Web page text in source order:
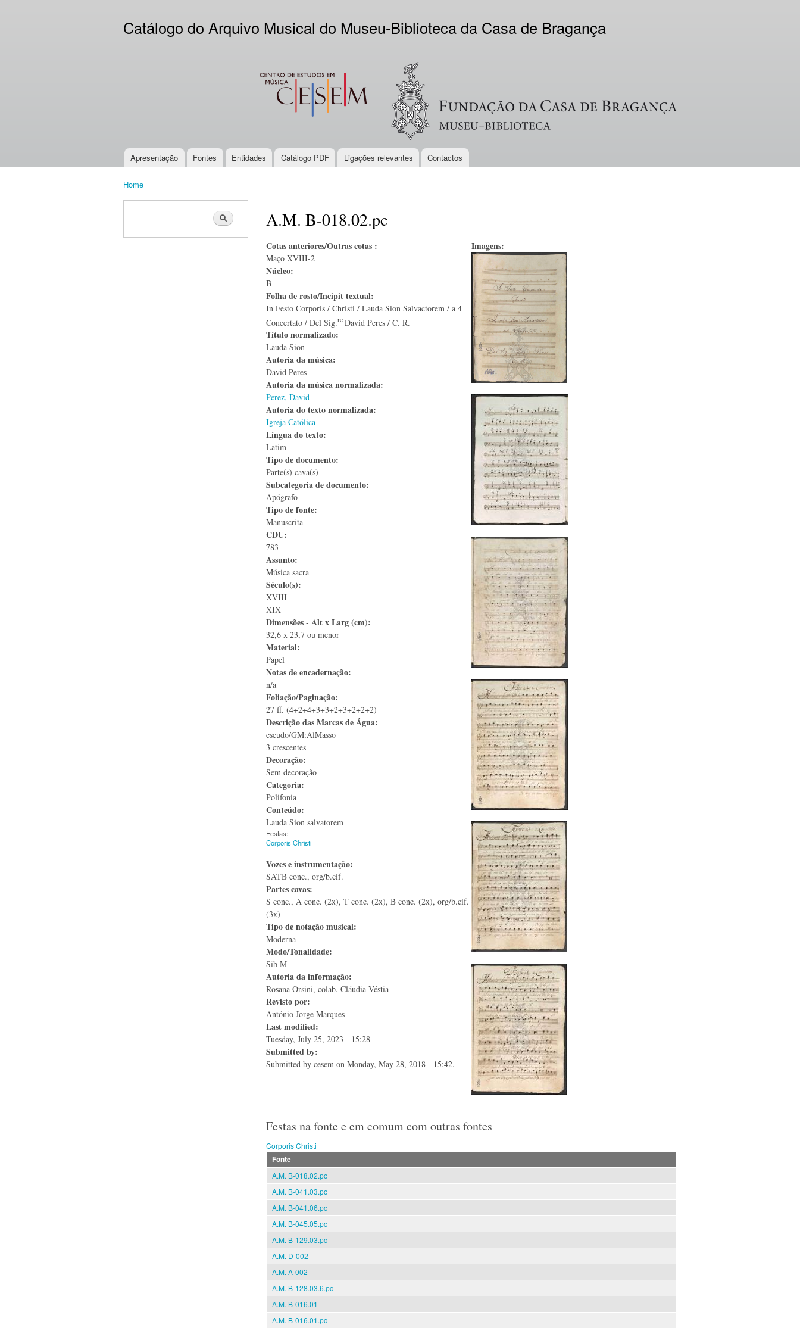
content
Catálogo do Arquivo Musical do Museu-Biblioteca da Casa de Bragança
CESEM Logo VV
Main menu
Apresentação Fontes Entidades Catálogo PDF Ligações relevantes Contactos
Home
Search form Search A.M. B-018.02.pc
Cotas anteriores/Outras cotas :
Maço XVIII-2
Núcleo:
B
Folha de rosto/Incipit textual:
In Festo Corporis / Christi / Lauda Sion Salvactorem / a 4
Concertato / Del Sig.re David Peres / C. R.
Título normalizado:
Lauda Sion
Autoria da música:
David Peres
Autoria da música normalizada:
Perez, David
Autoria do texto normalizada:
Igreja Católica
Língua do texto:
Latim
Tipo de documento:
Parte(s) cava(s)
Subcategoria de documento:
Apógrafo
Tipo de fonte:
Manuscrita
CDU:
783
Assunto:
Música sacra
Século(s):
XVIII
XIX
Dimensões - Alt x Larg (cm):
32,6 x 23,7 ou menor
Material:
Papel
Notas de encadernação:
n/a
Foliação/Paginação:
27 ff. (4+2+4+3+3+2+3+2+2+2)
Descrição das Marcas de Água:
escudo/GM:AlMasso
3 crescentes
Decoração:
Sem decoração
Categoria:
Polifonia
Conteúdo:
Lauda Sion salvatorem
Festas:
Corporis Christi
Vozes e instrumentação:
SATB conc., org/b.cif.
Partes cavas:
S conc., A conc. (2x), T conc. (2x), B conc. (2x), org/b.cif.
(3x)
Tipo de notação musical:
Moderna
Modo/Tonalidade:
Sib M
Autoria da informação:
Rosana Orsini, colab. Cláudia Véstia
Revisto por:
António Jorge Marques
Last modified:
Tuesday, July 25, 2023 - 15:28
Submitted by:
Submitted by cesem on Monday, May 28, 2018 - 15:42.
Imagens:
Festas na fonte e em comum com outras fontes
Corporis Christi
Fonte
A.M. B-018.02.pc
A.M. B-041.03.pc
A.M. B-041.06.pc
A.M. B-045.05.pc
A.M. B-129.03.pc
A.M. D-002
A.M. A-002
A.M. B-128.03.6.pc
A.M. B-016.01
A.M. B-016.01.pc